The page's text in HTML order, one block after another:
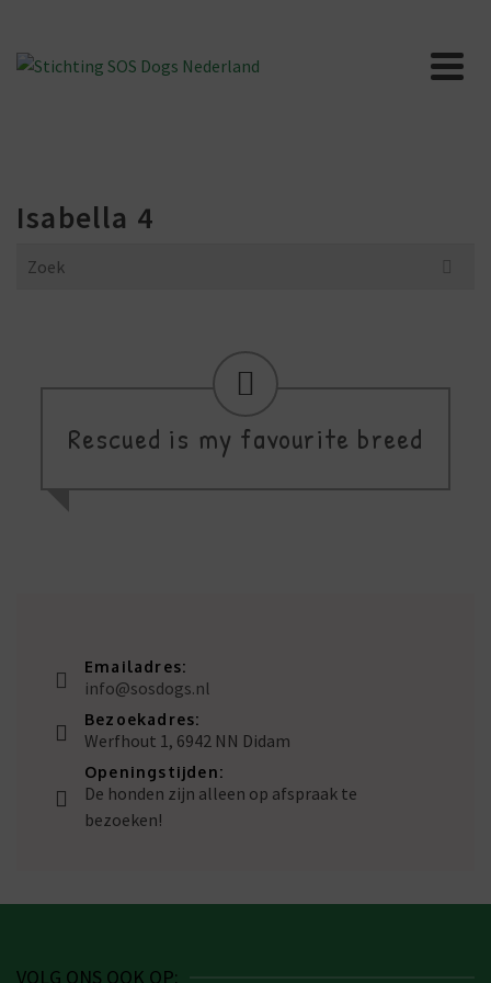
Isabella 4
Search
Rescued is my favourite breed
Emailadres:
info@sosdogs.nl
Bezoekadres:
Werfhout 1, 6942 NN Didam
Openingstijden:
De honden zijn alleen op afspraak te
bezoeken!
VOLG ONS OOK OP: